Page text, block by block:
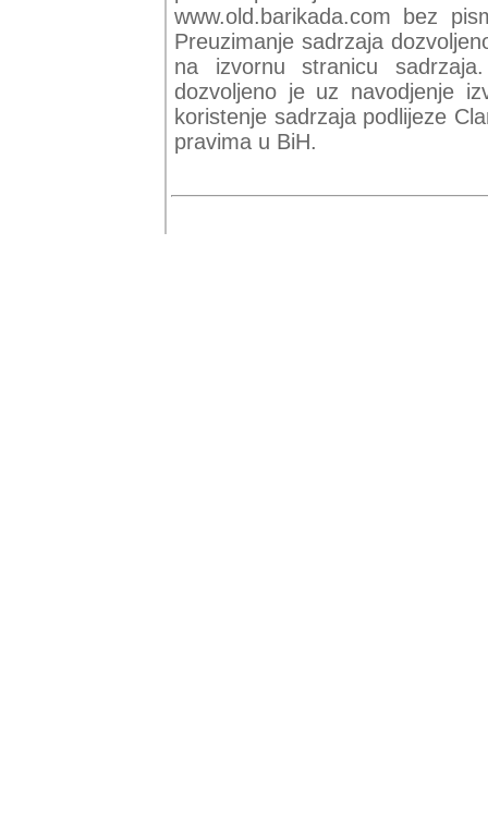
www.old.barikada.com bez
Preuzimanje sadrzaja
na izvornu stranicu
dozvoljeno je uz navodjenje
koristenje sadrzaja podlijeze
pravima u BiH.